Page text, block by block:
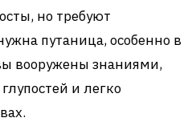
но требуют
путаница, особенно в
вооружены знаниями,
и легко